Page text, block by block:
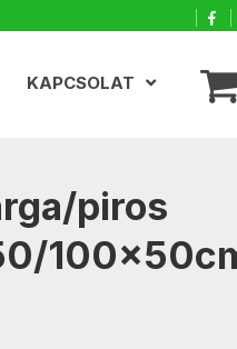
KAPCSOLAT
piros